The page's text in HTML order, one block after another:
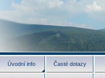
Úvodní info Časté dotazy